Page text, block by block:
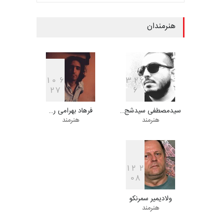
فراخوان مسابقۀ بین‌المللی
کارتون و تصویرگری،…
ششمین جشنوارۀ بین‌المللی
کارتون «لبخند دریا»…
مهلت
هنرمندان
326
6
سیدمصطفی سیدشج…
هنرمند
1 0 6
27
فرهاد بهرامی ر…
هنرمند
1 2 2
08
ولادیمیر سمرنکو
هنرمند